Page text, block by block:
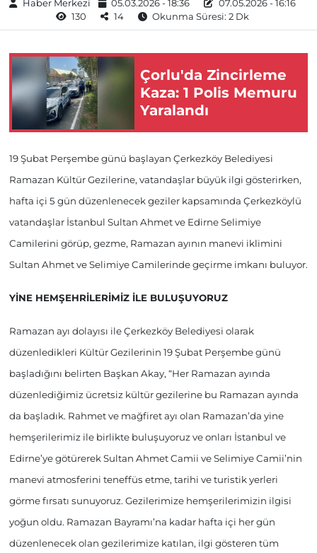
Haber Merkezi 05.03.2026 - 18:36
07.05.2026 - 16:16
130
14 Okunma Süresi: 2 Dk
Çorlu'da Zincirleme
Kaza: 1 Polis Memuru
Yaralandı
19 Şubat Perşembe günü başlayan Çerkezköy Belediyesi
Ramazan Kültür Gezilerine, vatandaşlar büyük ilgi gösterirken,
hafta içi 5 gün düzenlenecek geziler kapsamında Çerkezköylü
vatandaşlar İstanbul Sultan Ahmet ve Edirne Selimiye
Camilerini görüp, gezme, Ramazan ayının manevi iklimini
Sultan Ahmet ve Selimiye Camilerinde geçirme imkanı buluyor.
YİNE HEMŞEHRİLERİMİZ İLE BULUŞUYORUZ
Ramazan ayı dolayısı ile Çerkezköy Belediyesi olarak
düzenledikleri Kültür Gezilerinin 19 Şubat Perşembe günü
başladığını belirten Başkan Akay, “Her Ramazan ayında
düzenlediğimiz ücretsiz kültür gezilerine bu Ramazan ayında
da başladık. Rahmet ve mağfiret ayı olan Ramazan’da yine
hemşerilerimiz ile birlikte buluşuyoruz ve onları İstanbul ve
Edirne’ye götürerek Sultan Ahmet Camii ve Selimiye Camii’nin
manevi atmosferini teneffüs etme, tarihi ve turistik yerleri
görme fırsatı sunuyoruz. Gezilerimize hemşerilerimizin ilgisi
yoğun oldu. Ramazan Bayramı’na kadar hafta içi her gün
düzenlenecek olan gezilerimize katılan, ilgi gösteren tüm